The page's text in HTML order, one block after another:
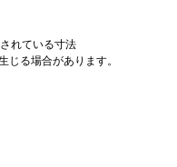
れている寸法
る場合があります。